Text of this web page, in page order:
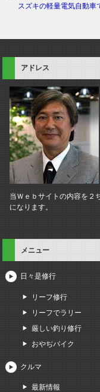
スズキの軽量電気自動車
アドレス
当Ｗｅｂサイトの内容を２
になります。
メニュー
日々是修行
リーフ修行
リーフでラリー
厳しい釣り修行
おやぢバイク
クルマ
最新情報